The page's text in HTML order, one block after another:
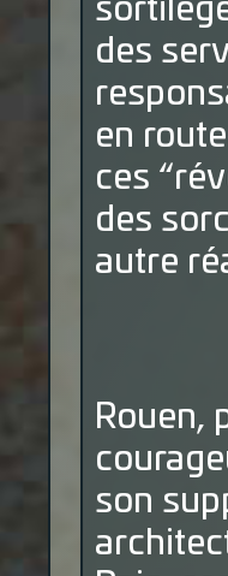
des
en
ces
des
autre
Rouen,
son